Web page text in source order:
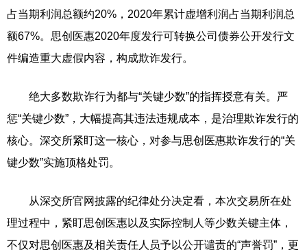
占当期利润总额约20%，2020年累计虚增利润占当期利润总
额67%。思创医惠2020年度发行可转换公司债券公开发行文
件编造重大虚假内容，构成欺诈发行。
绝大多数欺诈行为都与“关键少数”的指挥授意有关。严
惩“关键少数”，大幅提高其违法违规成本，是治理欺诈发行的
核心。深交所紧盯这一核心，对参与思创医惠欺诈发行的“关
键少数”实施顶格处罚。
从深交所官网披露的纪律处分决定看，本次交易所在处
理过程中，紧盯思创医惠以及实际控制人等少数关键主体，
不仅对思创医惠及相关责任人员予以公开谴责的“声誉罚”，更